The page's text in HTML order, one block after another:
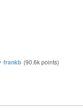
frankb (90.6kpoints)